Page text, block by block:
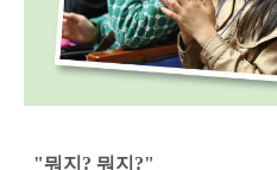
"뭐지? 뭐지?"